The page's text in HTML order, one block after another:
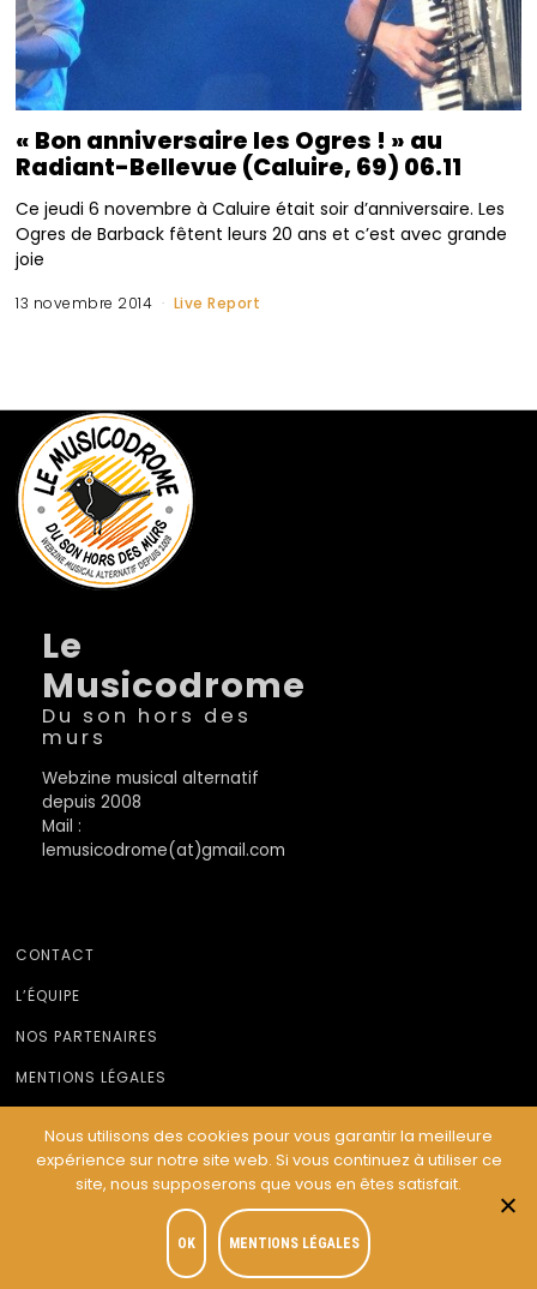
« Bon anniversaire les Ogres ! » au
Radiant-Bellevue (Caluire, 69) 06.11
Ce jeudi 6 novembre à Caluire était soir d’anniversaire. Les
Ogres de Barback fêtent leurs 20 ans et c’est avec grande
joie
13 novembre 2014 Live Report
Le
Musicodrome
Du son hors des
murs
Webzine musical alternatif
depuis 2008
Mail :
lemusicodrome(at)gmail.com
CONTACT
L’ÉQUIPE
NOS PARTENAIRES
MENTIONS LÉGALES
© Le Musicodrome 2022 - Webdesign :Cereal Concept
Nous utilisons des cookies pour vous garantir la meilleure
expérience sur notre site web. Si vous continuez à utiliser ce
site, nous supposerons que vous en êtes satisfait.
OK MENTIONS LÉGALES